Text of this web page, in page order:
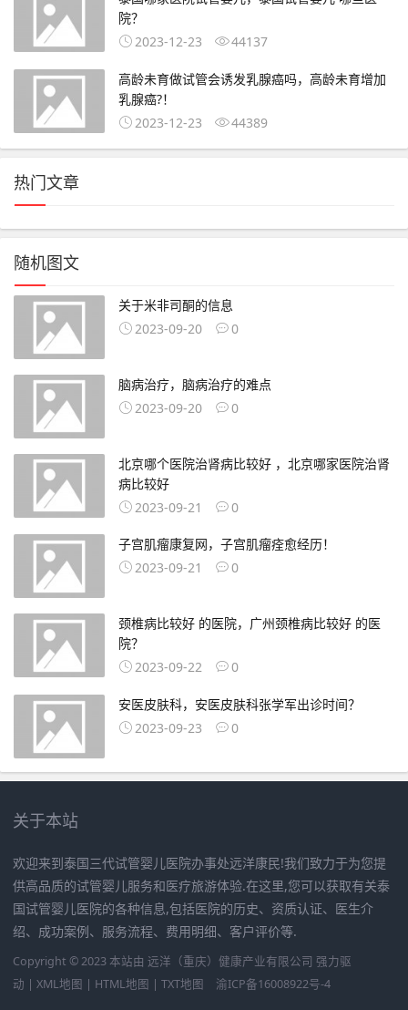
院？
2023-12-23
44137
高龄未育做试管会诱发乳腺癌吗，高龄未育增加
乳腺癌?！
2023-12-23
44389
热门文章
随机图文
关于米非司酮的信息
2023-09-20
0
脑病治疗，脑病治疗的难点
2023-09-20
0
北京哪个医院治肾病比较好 ，北京哪家医院治肾
病比较好
2023-09-21
0
子宫肌瘤康复网，子宫肌瘤痊愈经历！
2023-09-21
0
颈椎病比较好 的医院，广州颈椎病比较好 的医
院？
2023-09-22
0
安医皮肤科，安医皮肤科张学军出诊时间？
2023-09-23
0
关于本站
欢迎来到泰国三代试管婴儿医院办事处远洋康民!我们致力于为您提
供高品质的试管婴儿服务和医疗旅游体验.在这里,您可以获取有关泰
国试管婴儿医院的各种信息,包括医院的历史、资质认证、医生介
绍、成功案例、服务流程、费用明细、客户评价等.
Copyright © 2023 本站由 远洋（重庆）健康产业有限公司 强力驱
动 | XML地图 | HTML地图 | TXT地图 渝ICP备16008922号-4